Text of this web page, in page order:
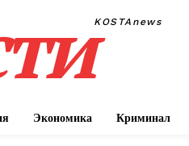
KOSTAnews
Экономика Криминал